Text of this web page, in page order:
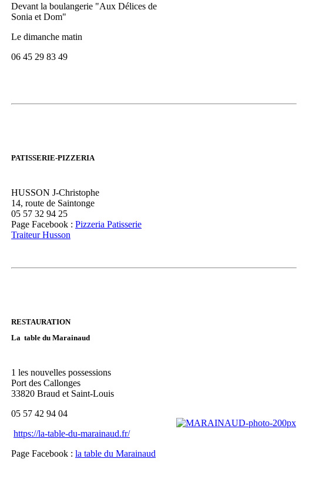
Devant la boulangerie "Aux Délices de
Sonia et Dom"
Le dimanche matin
06 45 29 83 49
PATISSERIE-PIZZERIA
HUSSON J-Christophe
14, route de Saintonge
05 57 32 94 25
Page Facebook : Pizzeria Patisserie
Traiteur Husson
RESTAURATION
La table du Marainaud
1 les nouvelles possessions
Port des Callonges
33820 Braud et Saint-Louis
05 57 42 94 04
https://la-table-du-marainaud.fr/
Page Facebook : la table du Marainaud